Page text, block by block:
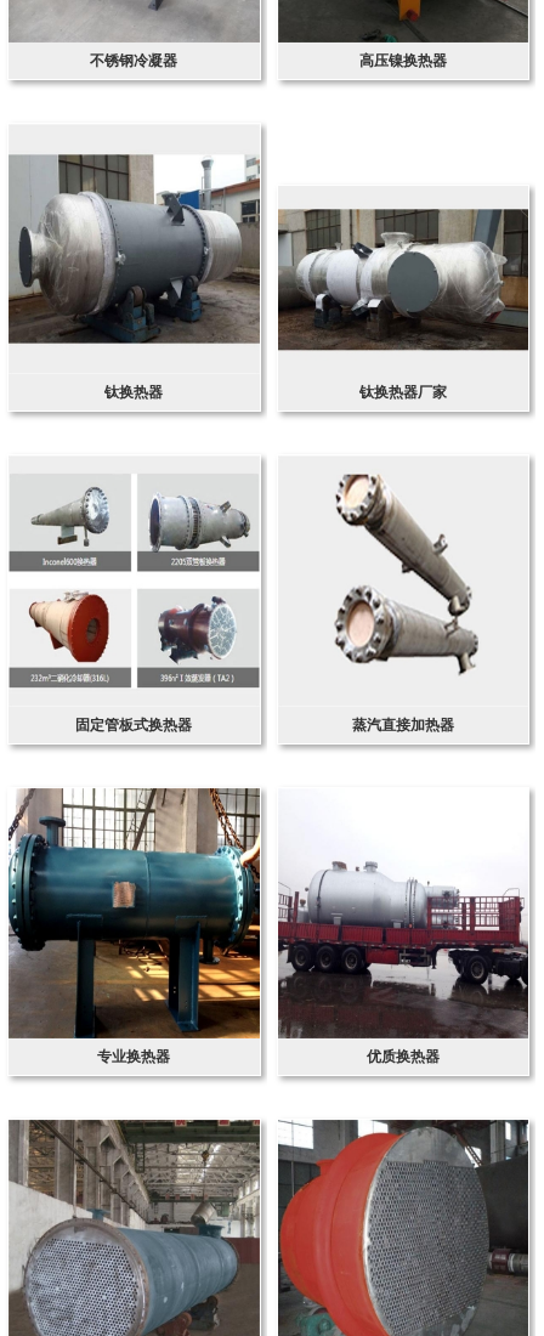
不锈钢冷凝器 高压镍换热器
钛换热器 钛换热器厂家
固定管板式换热器 蒸汽直接加热器
专业换热器 优质换热器